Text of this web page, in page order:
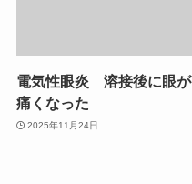
電気性眼炎 溶接後に眼が
痛くなった
2025年11月24日